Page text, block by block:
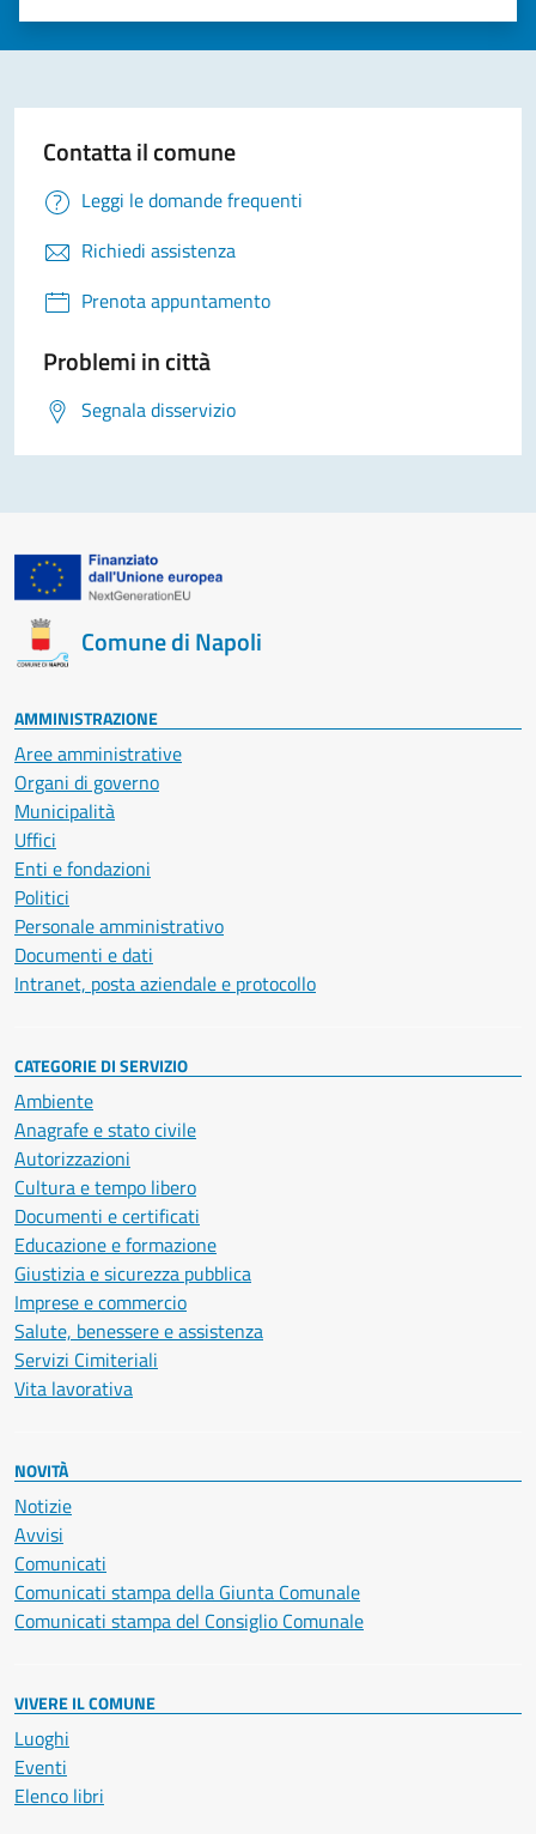
Valuta 5 stelle su 5
Valuta 4 stelle su 5
Valuta 3 stelle su 5
Valuta 2 stelle su 5
Valuta 1 stelle su 5
Contatta il comune
Leggi le domande frequenti
Richiedi assistenza
Prenota appuntamento
Problemi in città
Segnala disservizio
Comune di Napoli
AMMINISTRAZIONE
Aree amministrative
Organi di governo
Municipalità
Uffici
Enti e fondazioni
Politici
Personale amministrativo
Documenti e dati
Intranet, posta aziendale e protocollo
CATEGORIE DI SERVIZIO
Ambiente
Anagrafe e stato civile
Autorizzazioni
Cultura e tempo libero
Documenti e certificati
Educazione e formazione
Giustizia e sicurezza pubblica
Imprese e commercio
Salute, benessere e assistenza
Servizi Cimiteriali
Vita lavorativa
NOVITÀ
Notizie
Avvisi
Comunicati
Comunicati stampa della Giunta Comunale
Comunicati stampa del Consiglio Comunale
VIVERE IL COMUNE
Luoghi
Eventi
Elenco libri